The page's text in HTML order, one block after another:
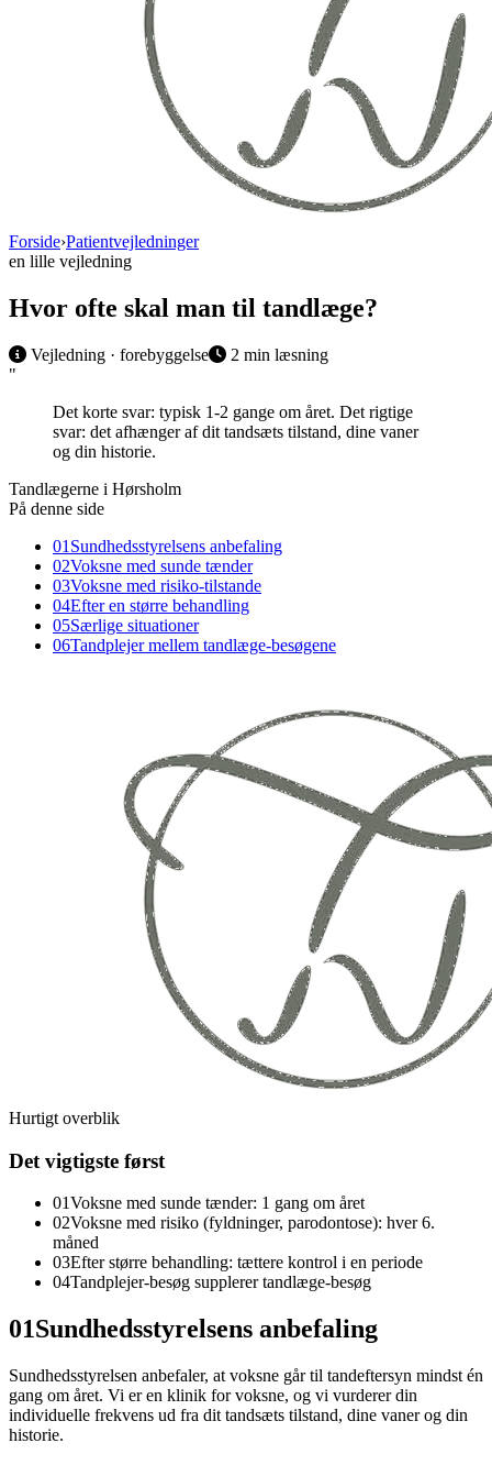
Forside›Patientvejledninger
en lille vejledning
Hvor ofte skal man til tandlæge?
Vejledning · forebyggelse 2 min læsning
"
Det korte svar: typisk 1-2 gange om året. Det rigtige
svar: det afhænger af dit tandsæts tilstand, dine vaner
og din historie.
Tandlægerne i Hørsholm
På denne side
01 Sundhedsstyrelsens anbefaling
02Voksne med sunde tænder
03Voksne med risiko-tilstande
04Efter en større behandling
05Særlige situationer
06Tandplejer mellem tandlæge-besøgene
Hurtigt overblik
Det vigtigste først
01Voksne med sunde tænder: 1 gang om året
02Voksne med risiko (fyldninger, parodontose): hver 6.
måned
03Efter større behandling: tættere kontrol i en periode
04Tandplejer-besøg supplerer tandlæge-besøg
01Sundhedsstyrelsens anbefaling
Sundhedsstyrelsen anbefaler, at voksne går til tandeftersyn mindst én
gang om året. Vi er en klinik for voksne, og vi vurderer din
individuelle frekvens ud fra dit tandsæts tilstand, dine vaner og din
historie.